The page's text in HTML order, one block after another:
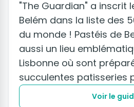
"The Guardian" a inscrit
Belém dans la liste des
du monde ! Pastéis de Belém désigne
aussi un lieu
Lisbonne où sont
succulentes patisseries
Voir le